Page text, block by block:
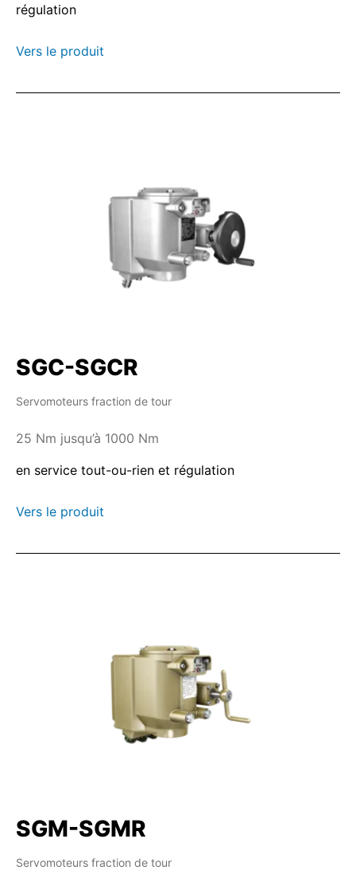
régulation
Vers le produit
SGC-SGCR
Servomoteurs fraction de tour
25 Nm jusqu’à 1000 Nm
en service tout-ou-rien et régulation
Vers le produit
SGM-SGMR
Servomoteurs fraction de tour